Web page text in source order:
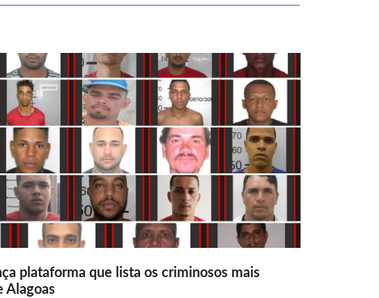
plataforma que lista os criminosos mais
Alagoas